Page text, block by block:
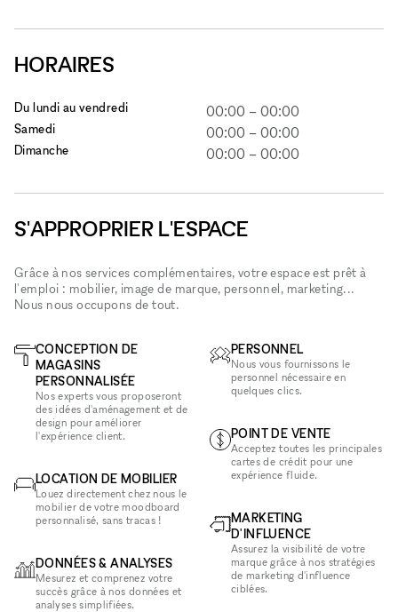
HORAIRES
Du lundi au vendredi 00:00 – 00:00
Samedi 00:00 – 00:00
Dimanche 00:00 – 00:00
S'APPROPRIER L'ESPACE
Grâce à nos services complémentaires, votre espace est prêt à
l'emploi : mobilier, image de marque, personnel, marketing...
Nous nous occupons de tout.
CONCEPTION DE
MAGASINS
PERSONNALISÉE
Nos experts vous proposeront
des idées d'aménagement et de
design pour améliorer
l'expérience client.
LOCATION DE MOBILIER
Louez directement chez nous le
mobilier de votre moodboard
personnalisé, sans tracas !
DONNÉES & ANALYSES
Mesurez et comprenez votre
succès grâce à nos données et
analyses simplifiées.
PERSONNEL
Nous vous fournissons le
personnel nécessaire en
quelques clics.
POINT DE VENTE
Acceptez toutes les principales
cartes de crédit pour une
expérience fluide.
MARKETING
D'INFLUENCE
Assurez la visibilité de votre
marque grâce à nos stratégies
de marketing d'influence
ciblées.